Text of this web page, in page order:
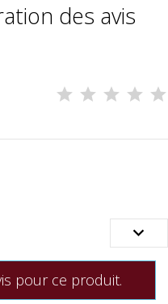
des avis

pour ce produit.